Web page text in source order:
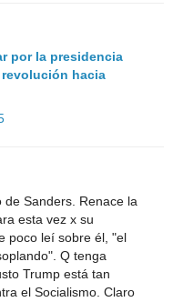
por la presidencia
revolución hacia
de Sanders. Renace la
esta vez x su
poco leí sobre él, "el
Q tenga
Trump está tan
el Socialismo. Claro